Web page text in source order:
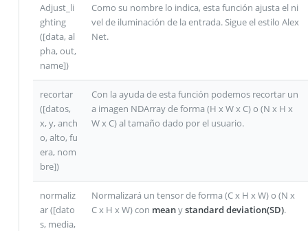
Adjust_li
ghting
([data, al
pha, out,
name])
Como su nombre lo indica, esta función ajusta el ni
vel de iluminación de la entrada. Sigue el estilo Alex
Net.
recortar
([datos,
x, y, anch
o, alto, fu
era, nom
bre])
Con la ayuda de esta función podemos recortar un
a imagen NDArray de forma (H x W x C) o (N x H x
W x C) al tamaño dado por el usuario.
normaliz
ar ([dato
s, media,
Normalizará un tensor de forma (C x H x W) o (N x
C x H x W) con meanystandard deviation(SD).